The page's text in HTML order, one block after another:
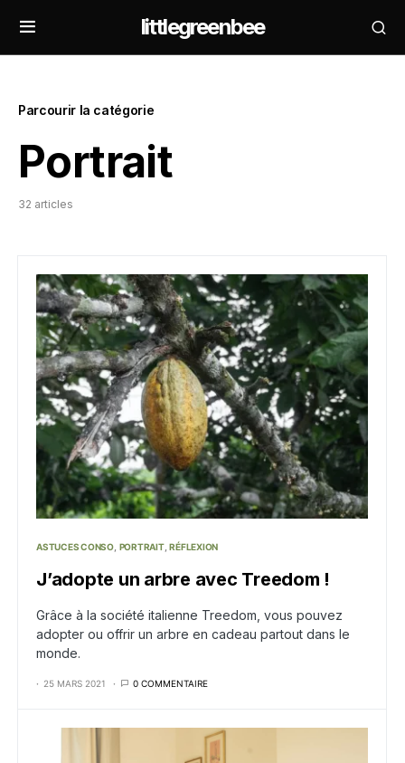
littlegreenbee
Parcourir la catégorie
Portrait
32 articles
ASTUCES CONSO PORTRAIT RÉFLEXION
J’adopte un arbre avec Treedom !
Grâce à la société italienne Treedom, vous pouvez
adopter ou offrir un arbre en cadeau partout dans le
monde.
25 MARS 2021 0 COMMENTAIRE